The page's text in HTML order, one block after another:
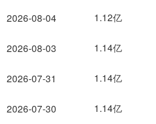
2026-08-04
2026-08-03
2026-07-31
2026-07-30
1.12亿
1.14亿
1.14亿
1.14亿